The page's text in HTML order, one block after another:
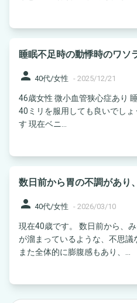
睡眠不足時の動悸時のワソ
person 40代/女性 - 2025/12/21
46歳女性 微小血管狭心症あり 睡眠不足時の動悸にワソラン
40ミリを服用しても良いでし
す 現在ベニ...
数日前から胃の不調があり
person 40代/女性 - 2026/03/10
現在40歳です。 数日前から、
が溜まっているような、不思議
また全体的に膨腹感もあり、...